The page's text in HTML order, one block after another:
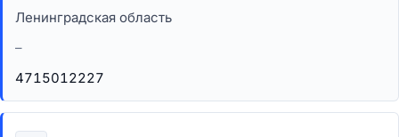
Ленинградская область
–
4715012227